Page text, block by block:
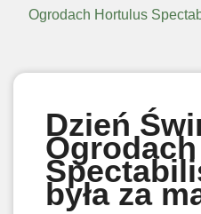
Ogrodach Hortulus
Dzień
była za